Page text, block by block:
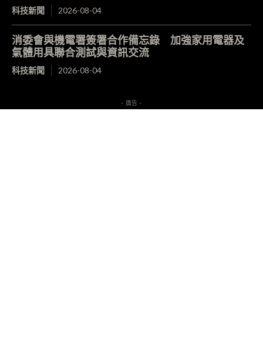
科技新聞 2026-08-04
消委會與機電署簽署合作備忘錄 加強家用電器及
氣體用具聯合測試與資訊交流
科技新聞 2026-08-04
- 廣告 -